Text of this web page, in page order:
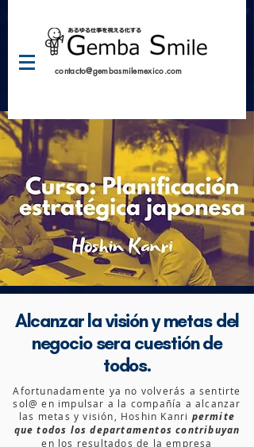
contacto@gembasmilemexico.com
Alcanzar la visión y metas del
negocio sera cuestión de
todos.
Afortunadamente ya no volverás a sentirte
sol@ en impulsar a la compañía a alcanzar
las metas y visión, Hoshin Kanri permite
que todos los departamentos contribuyan
en los resultados de la empresa